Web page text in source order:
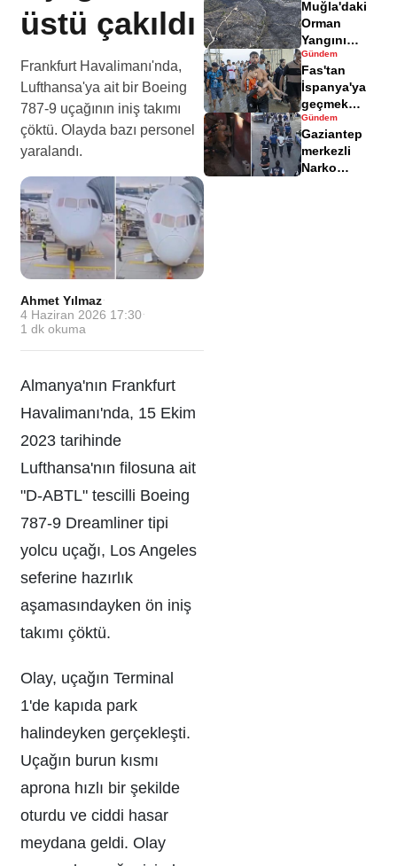
üstü çakıldı
Frankfurt Havalimanı'nda,
Lufthansa'ya ait bir Boeing
787-9 uçağının iniş takımı
çöktü. Olayda bazı personel
yaralandı.
Ahmet Yılmaz·
4 Haziran 2026 17:30 ·
1 dk okuma
Almanya'nın Frankfurt
Havalimanı'nda, 15 Ekim
2023 tarihinde
Lufthansa'nın filosuna ait
"D-ABTL" tescilli Boeing
787-9 Dreamliner tipi
yolcu uçağı, Los Angeles
seferine hazırlık
aşamasındayken ön iniş
takımı çöktü.
Olay, uçağın Terminal
1'de kapıda park
halindeyken gerçekleşti.
Uçağın burun kısmı
aprona hızlı bir şekilde
oturdu ve ciddi hasar
meydana geldi. Olay
yaralandı
Muğla'daki
Orman
Yangını
Sonrası
Zarar Gören
Alanlar
Havadisinde
Gündem
Fas'tan
İspanya'ya
geçmek
isteyen
göçmenler
geri döndü
Gündem
Gaziantep
merkezli
Narko